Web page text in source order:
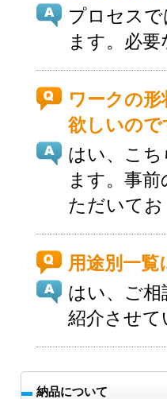
プロセス
ます。必
ワークの
欲しいの
はい、こ
ます。事
ただいて
用途別一
はい、ご
紹介させ
納品について